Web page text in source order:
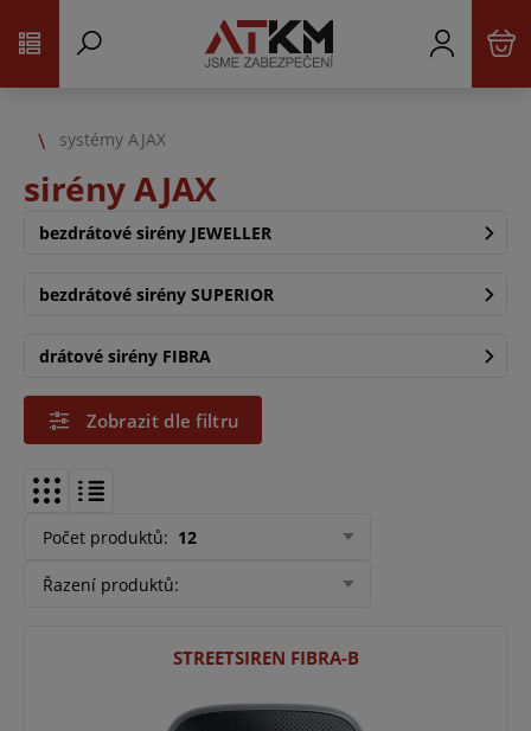
systémy AJAX
sirény AJAX
bezdrátové sirény JEWELLER
bezdrátové sirény SUPERIOR
drátové sirény FIBRA
Zobrazit dle filtru
Počet produktů: 12
Řazení produktů:
STREETSIREN FIBRA-B